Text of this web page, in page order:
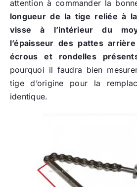
attention à commander la
longueur de la tige reliée à
visse à l’intérieur du
l’épaisseur des pattes
écrous et rondelles
pourquoi il faudra bien
tige d’origine pour la
identique.